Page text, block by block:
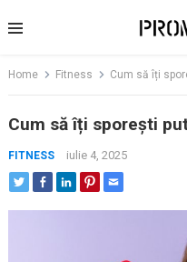
to
Home Fitness Cum să îți
Cum să îți sporești
FITNESS iulie 4, 2025